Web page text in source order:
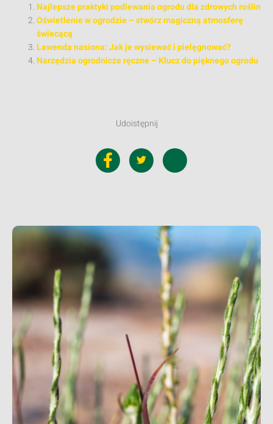
Najlepsze praktyki podlewania ogrodu dla zdrowych roślin
Oświetlenie w ogrodzie – stwórz magiczną atmosferę
świecącą
Lawenda nasiona: Jak je wysiewać i pielęgnować?
Narzędzia ogrodnicze ręczne – Klucz do pięknego ogrodu
Udoistępnij